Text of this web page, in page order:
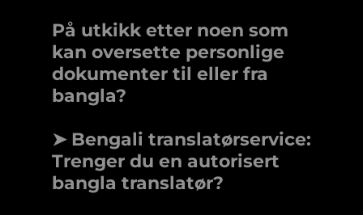
På utkikk etter noen som
kan oversette personlige
dokumenter til eller fra
bangla?
➤ Bengali translatørservice:
Trenger du en autorisert
bangla translatør?